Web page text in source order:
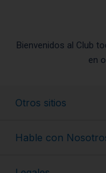
Bienvenidos al Club
en
Otros sitios
Hable con